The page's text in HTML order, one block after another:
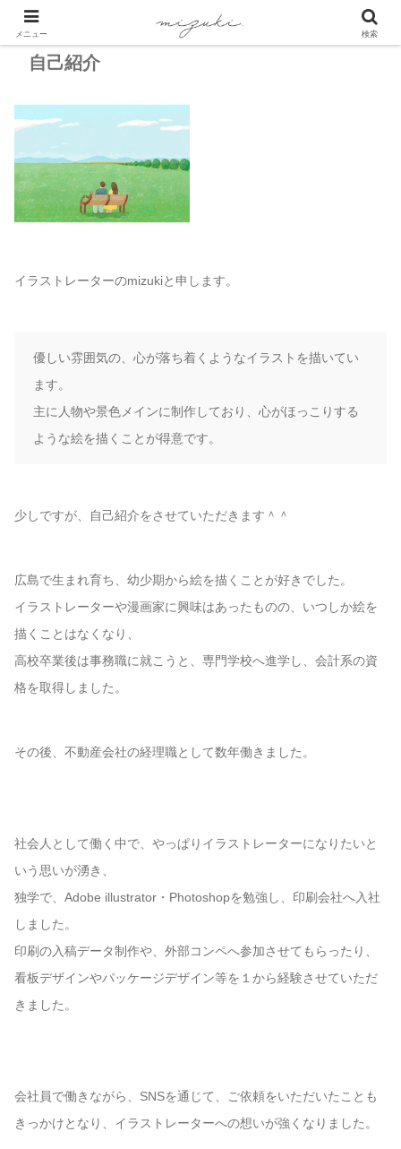
自己紹介
イラストレーターのmizukiと申します。
優しい雰囲気の、心が落ち着くようなイラストを描いてい
ます。
主に人物や景色メインに制作しており、心がほっこりする
ような絵を描くことが得意です。
少しですが、自己紹介をさせていただきます＾＾
広島で生まれ育ち、幼少期から絵を描くことが好きでした。
イラストレーターや漫画家に興味はあったものの、いつしか絵を
描くことはなくなり、
高校卒業後は事務職に就こうと、専門学校へ進学し、会計系の資
格を取得しました。
その後、不動産会社の経理職として数年働きました。
社会人として働く中で、やっぱりイラストレーターになりたいと
いう思いが湧き、
独学で、Adobe illustrator・Photoshopを勉強し、印刷会社へ入社
しました。
印刷の入稿データ制作や、外部コンペへ参加させてもらったり、
看板デザインやパッケージデザイン等を１から経験させていただ
きました。
会社員で働きながら、SNSを通じて、ご依頼をいただいたことも
きっかけとなり、イラストレーターへの想いが強くなりました。
メニュー 検索